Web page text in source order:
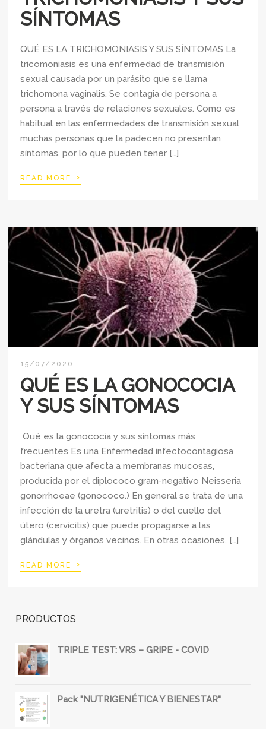
SÍNTOMAS
QUÉ ES LA TRICHOMONIASIS Y SUS SÍNTOMAS La
tricomoniasis es una enfermedad de transmisión
sexual causada por un parásito que se llama
trichomona vaginalis. Se contagia de persona a
persona a través de relaciones sexuales. Como es
habitual en las enfermedades de transmisión sexual
muchas personas que la padecen no presentan
síntomas, por lo que pueden tener […]
READ MORE ›
15/07/2020
QUÉ ES LA GONOCOCIA
Y SUS SÍNTOMAS
Qué es la gonococia y sus síntomas más
frecuentes Es una Enfermedad infectocontagiosa
bacteriana que afecta a membranas mucosas,
producida por el diplococo gram-negativo Neisseria
gonorrhoeae (gonococo.) En general se trata de una
infección de la uretra (uretritis) o del cuello del
útero (cervicitis) que puede propagarse a las
glándulas y órganos vecinos. En otras ocasiones, […]
READ MORE ›
PRODUCTOS
TRIPLE TEST: VRS – GRIPE - COVID
Pack "NUTRIGENÉTICA Y BIENESTAR"